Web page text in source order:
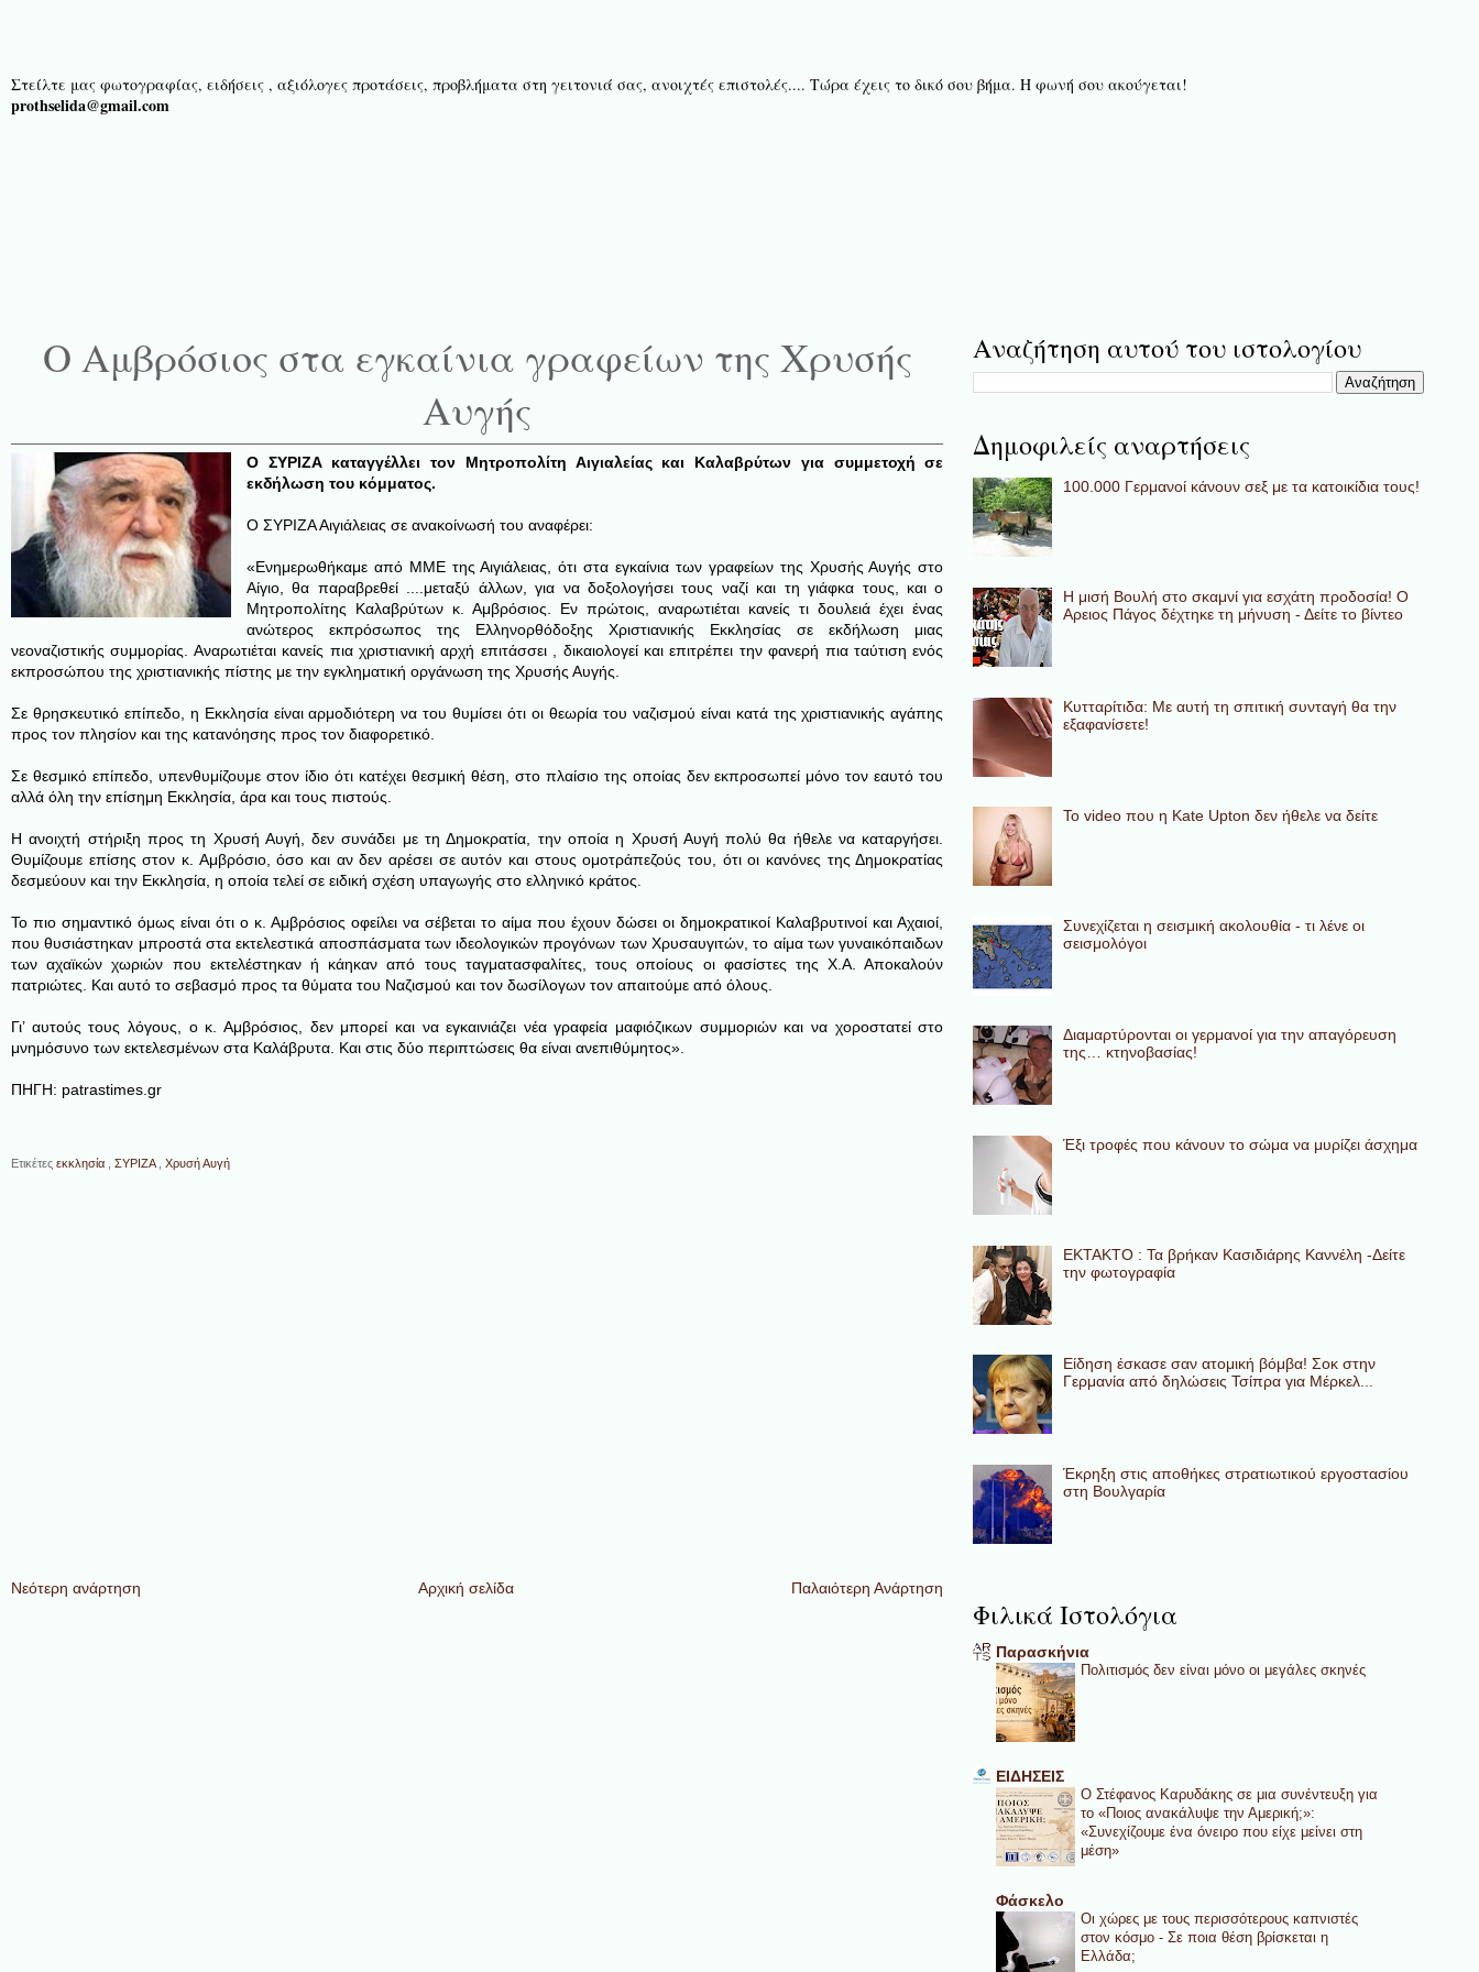
Στείλτε μας φωτογραφίας, ειδήσεις , αξιόλογες προτάσεις, προβλήματα στη γειτονιά σας, ανοιχτές επιστολές.... Τώρα έχεις το δικό σου βήμα. Η φωνή σου ακούγεται!
prothselida@gmail.com
Ο Αμβρόσιος στα εγκαίνια γραφείων της Χρυσής
Αυγής
O ΣΥΡΙΖΑ καταγγέλλει τον Μητροπολίτη Αιγιαλείας και Καλαβρύτων για συμμετοχή σε
εκδήλωση του κόμματος.
Ο ΣΥΡΙΖΑ Αιγιάλειας σε ανακοίνωσή του αναφέρει:
«Ενημερωθήκαμε από ΜΜΕ της Αιγιάλειας, ότι στα εγκαίνια των γραφείων της Χρυσής Αυγής στο
Αίγιο, θα παραβρεθεί ....μεταξύ άλλων, για να δοξολογήσει τους ναζί και τη γιάφκα τους, και ο
Μητροπολίτης Καλαβρύτων κ. Αμβρόσιος. Εν πρώτοις, αναρωτιέται κανείς τι δουλειά έχει ένας
ανώτερος εκπρόσωπος της Ελληνορθόδοξης Χριστιανικής Εκκλησίας σε εκδήλωση μιας
νεοναζιστικής συμμορίας. Αναρωτιέται κανείς πια χριστιανική αρχή επιτάσσει , δικαιολογεί και επιτρέπει την φανερή πια ταύτιση ενός
εκπροσώπου της χριστιανικής πίστης με την εγκληματική οργάνωση της Χρυσής Αυγής.
Σε θρησκευτικό επίπεδο, η Εκκλησία είναι αρμοδιότερη να του θυμίσει ότι οι θεωρία του ναζισμού είναι κατά της χριστιανικής αγάπης
προς τον πλησίον και της κατανόησης προς τον διαφορετικό.
Σε θεσμικό επίπεδο, υπενθυμίζουμε στον ίδιο ότι κατέχει θεσμική θέση, στο πλαίσιο της οποίας δεν εκπροσωπεί μόνο τον εαυτό του
αλλά όλη την επίσημη Εκκλησία, άρα και τους πιστούς.
Η ανοιχτή στήριξη προς τη Χρυσή Αυγή, δεν συνάδει με τη Δημοκρατία, την οποία η Χρυσή Αυγή πολύ θα ήθελε να καταργήσει.
Θυμίζουμε επίσης στον κ. Αμβρόσιο, όσο και αν δεν αρέσει σε αυτόν και στους ομοτράπεζούς του, ότι οι κανόνες της Δημοκρατίας
δεσμεύουν και την Εκκλησία, η οποία τελεί σε ειδική σχέση υπαγωγής στο ελληνικό κράτος.
Το πιο σημαντικό όμως είναι ότι ο κ. Αμβρόσιος οφείλει να σέβεται το αίμα που έχουν δώσει οι δημοκρατικοί Καλαβρυτινοί και Αχαιοί,
που θυσιάστηκαν μπροστά στα εκτελεστικά αποσπάσματα των ιδεολογικών προγόνων των Χρυσαυγιτών, το αίμα των γυναικόπαιδων
των αχαϊκών χωριών που εκτελέστηκαν ή κάηκαν από τους ταγματασφαλίτες, τους οποίους οι φασίστες της Χ.Α. Αποκαλούν
πατριώτες. Και αυτό το σεβασμό προς τα θύματα του Ναζισμού και τον δωσίλογων τον απαιτούμε από όλους.
Γι’ αυτούς τους λόγους, ο κ. Αμβρόσιος, δεν μπορεί και να εγκαινιάζει νέα γραφεία μαφιόζικων συμμοριών και να χοροστατεί στο
μνημόσυνο των εκτελεσμένων στα Καλάβρυτα. Και στις δύο περιπτώσεις θα είναι ανεπιθύμητος».
ΠΗΓΗ: patrastimes.gr
Ετικέτες εκκλησία ΣΥΡΙΖΑ Χρυσή Αυγή
Νεότερη ανάρτηση Παλαιότερη Ανάρτηση
Αρχική σελίδα
Αναζήτηση αυτού του ιστολογίου
Δημοφιλείς αναρτήσεις
100.000 Γερμανοί κάνουν σεξ με τα κατοικίδια τους!
Η μισή Βουλή στο σκαμνί για εσχάτη προδοσία! Ο
Αρειος Πάγος δέχτηκε τη μήνυση - Δείτε το βίντεο
Κυτταρίτιδα: Με αυτή τη σπιτική συνταγή θα την
εξαφανίσετε!
To video που η Kate Upton δεν ήθελε να δείτε
Συνεχίζεται η σεισμική ακολουθία - τι λένε οι
σεισμολόγοι
Διαμαρτύρονται οι γερμανοί για την απαγόρευση
της… κτηνοβασίας!
Έξι τροφές που κάνουν το σώμα να μυρίζει άσχημα
ΕΚΤΑΚΤΟ : Τα βρήκαν Κασιδιάρης Καννέλη -Δείτε
την φωτογραφία
Eίδηση έσκασε σαν ατομική βόμβα! Σοκ στην
Γερμανία από δηλώσεις Τσίπρα για Μέρκελ...
Έκρηξη στις αποθήκες στρατιωτικού εργοστασίου
στη Βουλγαρία
Φιλικά Ιστολόγια
Παρασκήνια
Πολιτισμός δεν είναι μόνο οι μεγάλες σκηνές
ΕΙΔΗΣΕΙΣ
Ο Στέφανος Καρυδάκης σε μια συνέντευξη για
το «Ποιος ανακάλυψε την Αμερική;»:
«Συνεχίζουμε ένα όνειρο που είχε μείνει στη
μέση»
Φάσκελο
Οι χώρες με τους περισσότερους καπνιστές
στον κόσμο - Σε ποια θέση βρίσκεται η
Ελλάδα;